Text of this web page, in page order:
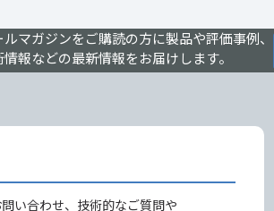
ルマガジンをご購読の方に製品や評価事例、
情報などの最新情報をお届けします。
い合わせ、技術的なご質問や